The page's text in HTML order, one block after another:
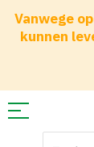
Vanwege
kunnen